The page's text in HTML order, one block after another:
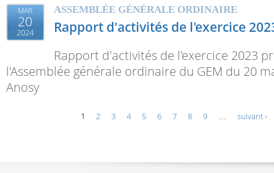
MAR
20
2024
ASSEMBLÉE GÉNÉRALE ORDINAIRE
Rapport d'activités de l'exercice
Rapport d'activités de l'exercice 2023
l'Assemblée générale ordinaire du GEM du 20
Anosy
1 2 3 4 5 6 7 8 9 suivant ›